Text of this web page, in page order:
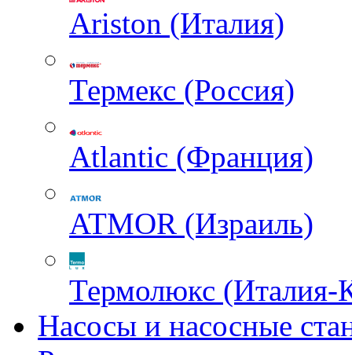
Ariston (Италия)
Термекс (Россия)
Atlantic (Франция)
ATMOR (Израиль)
Термолюкс (Италия-
Насосы и насосные